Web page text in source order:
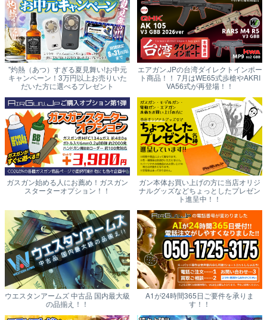
"灼熱（あつ）すぎる夏見舞い!お中元
キャンペーン！3万円以上お売りいた
だいた方に選べるプレゼント
エアガン.JPの台湾ダイレクトインポー
ト商品！！ 7月はWE65式歩槍やAKRI
VA56式が再登場！！
ガスガン始める人にお薦め！ガスガン
スターターオプション！！
ガン本体お買い上げの方に当店オリジ
ナルグッズなどちょっとしたプレゼン
ト進呈中！！
ウエスタンアームズ 中古品 国内最大級
の品揃え！！
A1が24時間365日ご要件を承りま
す！！